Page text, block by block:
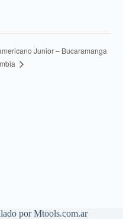
Junior – Bucaramanga
porMtools.com.ar